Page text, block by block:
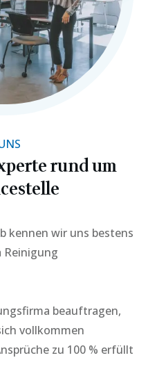
rund um
kennen wir uns bestens
Reinigung
beauftragen,
vollkommen
zu 100 % erfüllt